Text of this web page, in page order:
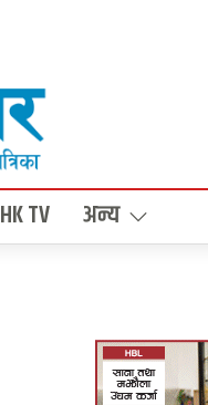
HK TV अन्य